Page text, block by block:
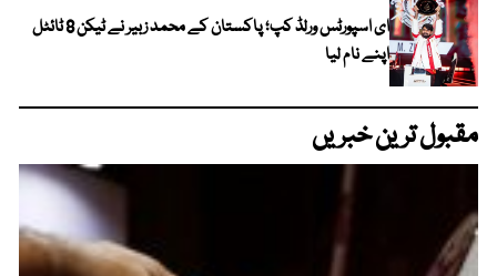
ای اسپورٹس ورلڈ کپ؛ پاکستان کے محمد زبیر نے ٹیکن 8 ٹائٹل
اپنے نام لیا
مقبول ترین خبریں